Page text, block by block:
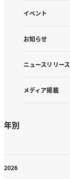
イベント
お知らせ
ニュースリリース
メディア掲載
年別
2026